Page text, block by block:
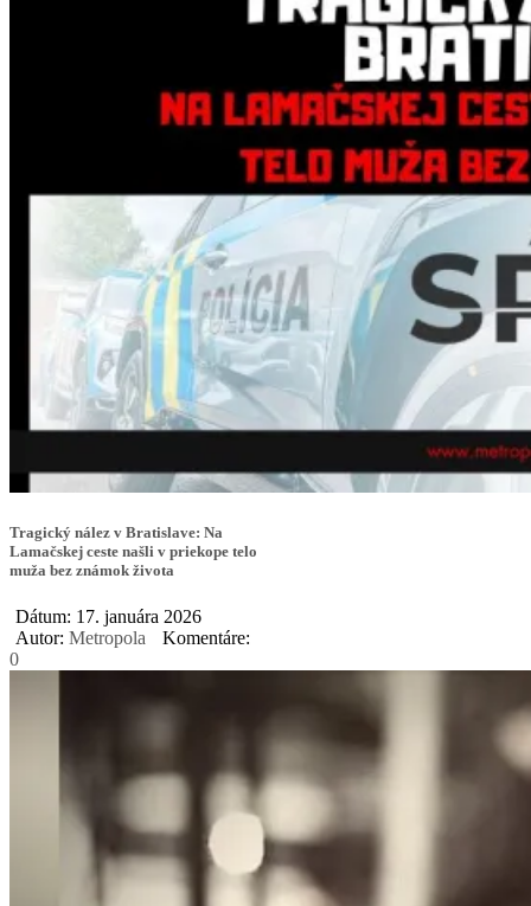
Tragický nález v Bratislave: Na
Lamačskej ceste našli v priekope telo
muža bez známok života
Dátum: 17. januára 2026
Autor: Metropola
Komentáre:
0